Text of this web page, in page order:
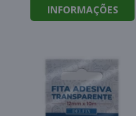
INFORMAÇÕES